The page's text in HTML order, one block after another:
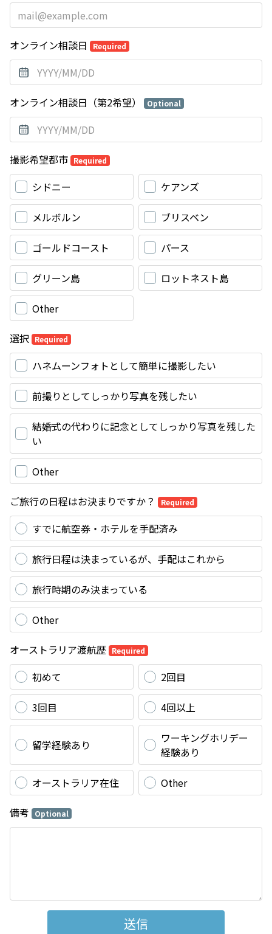
オンライン相談日 Required
オンライン相談日（第2希望） Optional
撮影希望都市 Required
シドニー ケアンズ
メルボルン ブリスベン
ゴールドコースト パース
グリーン島 ロットネスト島
Other
選択 Required
ハネムーンフォトとして簡単に撮影したい
前撮りとしてしっかり写真を残したい
結婚式の代わりに記念としてしっかり写真を残した
い
Other
ご旅行の日程はお決まりですか？ Required
すでに航空券・ホテルを手配済み
旅行日程は決まっているが、手配はこれから
旅行時期のみ決まっている
Other
オーストラリア渡航歴 Required
初めて 2回目
3回目 4回以上
留学経験あり
ワーキングホリデー
経験あり
オーストラリア在住 Other
備考 Optional
送信